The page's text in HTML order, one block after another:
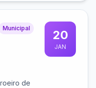
Municipal
de
20
JAN